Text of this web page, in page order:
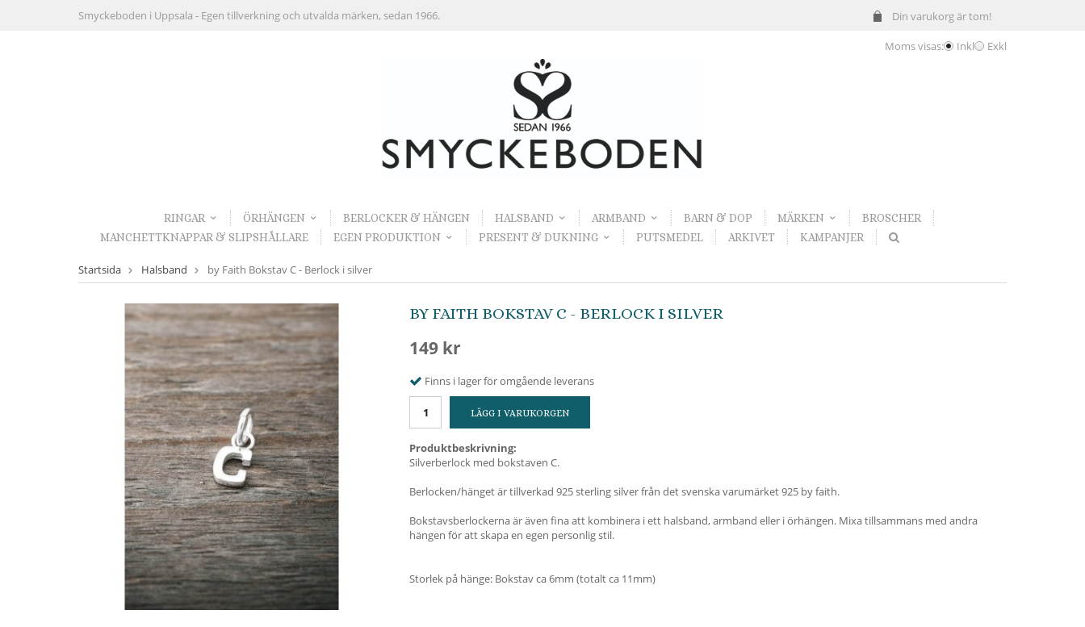
Din varukorg är tom!
Smyckeboden i Uppsala - Egen tillverkning och utvalda märken, sedan 1966.
Moms visas: Inkl Exkl
RINGAR ÖRHÄNGEN BERLOCKER & HÄNGEN HALSBAND ARMBAND BARN & DOP MÄRKEN
BROSCHER
MANCHETTKNAPPAR & SLIPSHÅLLARE
EGEN PRODUKTION PRESENT & DUKNING PUTSMEDEL ARKIVET KAMPANJER
Startsida Halsband by Faith Bokstav C - Berlock i silver
BY FAITH BOKSTAV C - BERLOCK I SILVER
149 kr
Finns i lager för omgående leverans
LÄGG I VARUKORGEN
Produktbeskrivning:
Silverberlock med bokstaven C.
Berlocken/hänget är tillverkad 925 sterling silver från det svenska varumärket 925 by faith.
Bokstavsberlockerna är även fina att kombinera i ett halsband, armband eller i örhängen. Mixa tillsammans med andra
hängen för att skapa en egen personlig stil.
Storlek på hänge: Bokstav ca 6mm (totalt ca 11mm)